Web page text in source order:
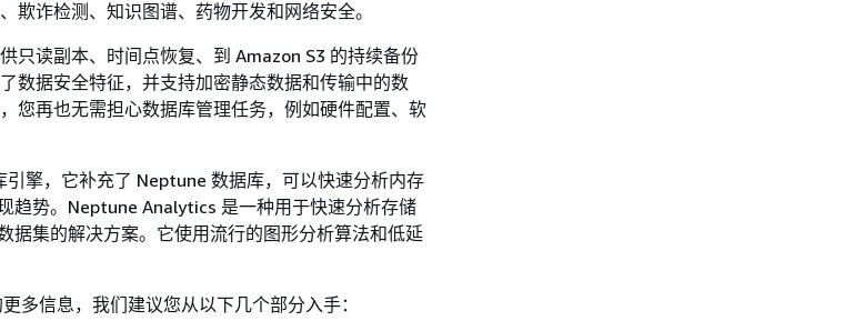
欺诈检测、知识图谱、药物开发和网络安全。
只读副本、时间点恢复、到 Amazon S3 的持续备份
数据安全特征，并支持加密静态数据和传输中的数
您再也无需担心数据库管理任务，例如硬件配置、软
引擎，它补充了 Neptune 数据库，可以快速分析内存
趋势。Neptune Analytics 是一种用于快速分析存储
据集的解决方案。它使用流行的图形分析算法和低延
多信息，我们建议您从以下几个部分入手：